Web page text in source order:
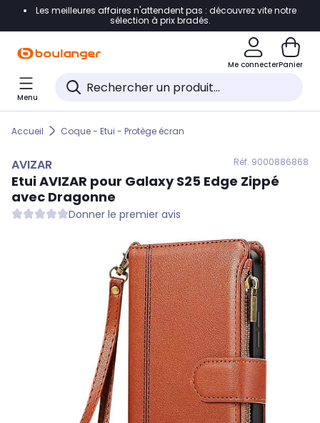
Accéder directement à la navigation
Accéder directement au pied de page
Accéder directement au chatbot
Les meilleures affaires n'attendent pas : découvrez vite notre
sélection à prix bradés.
Me connecterPanier
Menu
Accueil Coque - Etui - Protège écran
AVIZAR Réf. 9000886868
EtuiAVIZAR pour Galaxy S25 Edge Zippé
avec Dragonne
Donner le premier avis